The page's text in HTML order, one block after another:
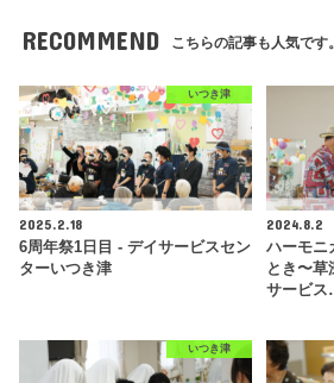
RECOMMEND こちらの記事も人気です。
いつき津
2025.2.18
6周年祭1日目 - デイサービスセン
ターいつき津
2024.8.2
ハーモニ
とき〜草
サービ
いつき津